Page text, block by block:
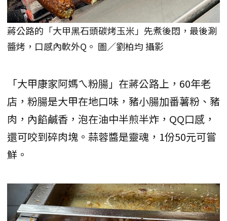
蔣公路的「大甲黑石頭碳烤玉米」先煮後悶，最後涮
醬烤，口感內軟外Q。 圖／劉柏均 攝影
「大甲康家阿媽ㄟ粉腸」在蔣公路上，60年老
店，粉腸是大甲在地口味，豬小腸加番薯粉、豬
肉，內餡鹹香，泡在油中半煎半炸，QQ口感，
還可咬到碎肉塊。蒜蓉醬是靈魂，1份50元可嘗
鮮。